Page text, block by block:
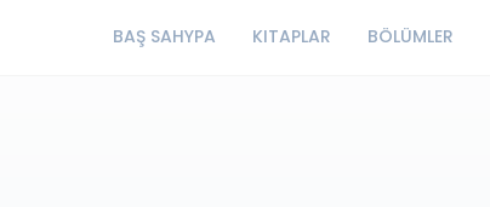
BAŞ SAHYPA KITAPLAR BÖLÜMLER